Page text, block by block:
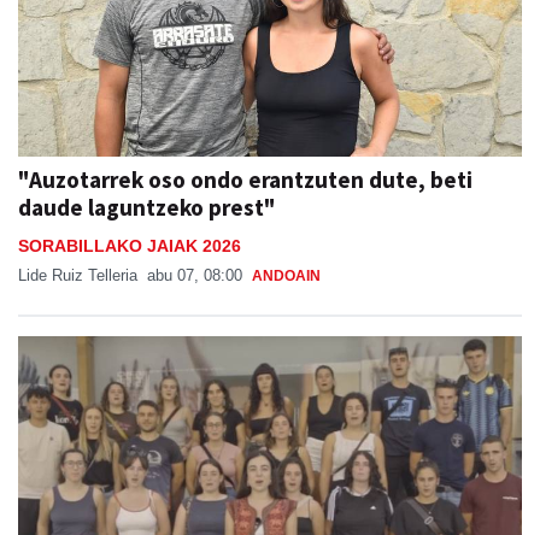
"Auzotarrek oso ondo erantzuten dute, beti
daude laguntzeko prest"
SORABILLAKO JAIAK 2026
Lide Ruiz Telleria abu 07, 08:00 ANDOAIN